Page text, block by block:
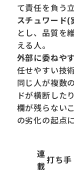
て責任を負う立
スチュワード(
とし、品質を
える人。
外部に委ねや
任せやすい技
同じ人が複数
ドが横断した
欄が残らない
の劣化の起点
連
載
打ち手